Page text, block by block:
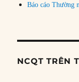
Báo cáo Thường
NCQT TRÊN